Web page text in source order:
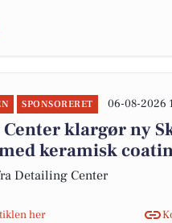
SPONSORERET 06-08-2026
klargør ny
keramisk
Detailing Center
her